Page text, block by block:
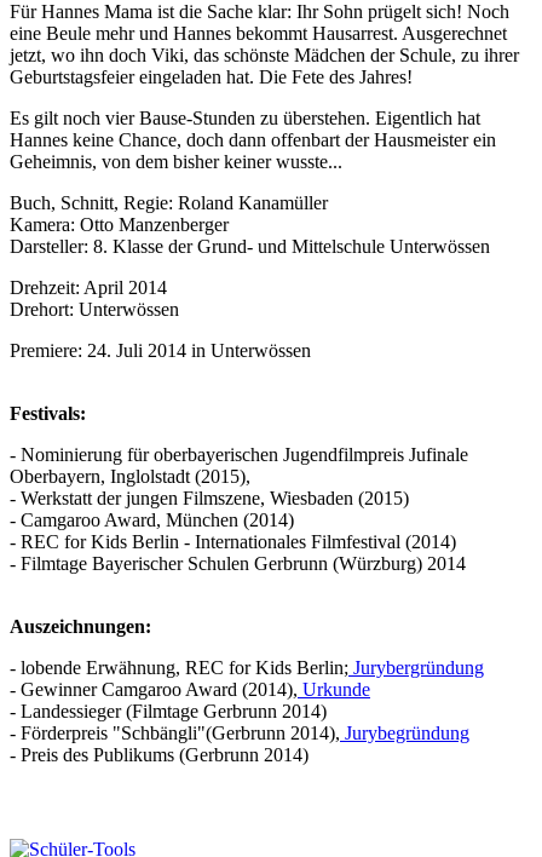
Für Hannes Mama ist die Sache klar: Ihr Sohn prügelt sich! Noch
eine Beule mehr und Hannes bekommt Hausarrest. Ausgerechnet
jetzt, wo ihn doch Viki, das schönste Mädchen der Schule, zu ihrer
Geburtstagsfeier eingeladen hat. Die Fete des Jahres!
Es gilt noch vier Bause-Stunden zu überstehen. Eigentlich hat
Hannes keine Chance, doch dann offenbart der Hausmeister ein
Geheimnis, von dem bisher keiner wusste...
Buch, Schnitt, Regie: Roland Kanamüller
Kamera: Otto Manzenberger
Darsteller: 8. Klasse der Grund- und Mittelschule Unterwössen
Drehzeit: April 2014
Drehort: Unterwössen
Premiere: 24. Juli 2014 in Unterwössen
Festivals:
- Nominierung für oberbayerischen Jugendfilmpreis Jufinale
Oberbayern, Inglolstadt (2015),
- Werkstatt der jungen Filmszene, Wiesbaden (2015)
- Camgaroo Award, München (2014)
- REC for Kids Berlin - Internationales Filmfestival (2014)
- Filmtage Bayerischer Schulen Gerbrunn (Würzburg) 2014
Auszeichnungen:
- lobende Erwähnung, REC for Kids Berlin; Jurybergründung
- Gewinner Camgaroo Award (2014), Urkunde
- Landessieger (Filmtage Gerbrunn 2014)
- Förderpreis "Schbängli"(Gerbrunn 2014), Jurybegründung
- Preis des Publikums (Gerbrunn 2014)